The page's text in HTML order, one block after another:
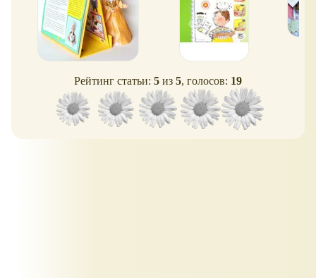
Рейтинг статьи: 5 из 5, голосов: 19